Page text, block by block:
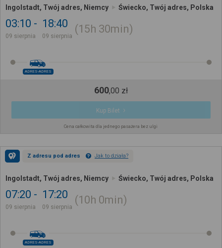
Ingolstadt, Twój adres, Niemcy Świecko, Twój adres, Polska
03:10
09 sierpnia
18:40
09 sierpnia
15h 30min
ADRES-ADRES
600,00 zł
Kup Bilet
Cena całkowita dla jednego pasażera bez ulgi
Z adresu pod adres Jak to działa?
Ingolstadt, Twój adres, Niemcy Świecko, Twój adres, Polska
07:20
09 sierpnia
17:20
09 sierpnia
10h 0min
ADRES-ADRES